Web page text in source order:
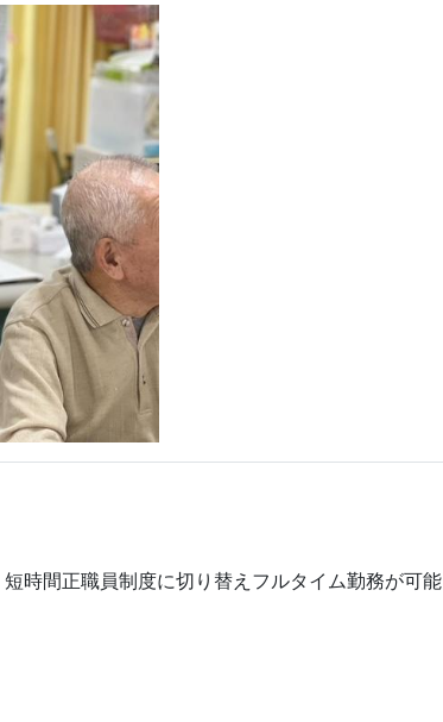
時間正職員制度に切り替えフルタイム勤務が可能